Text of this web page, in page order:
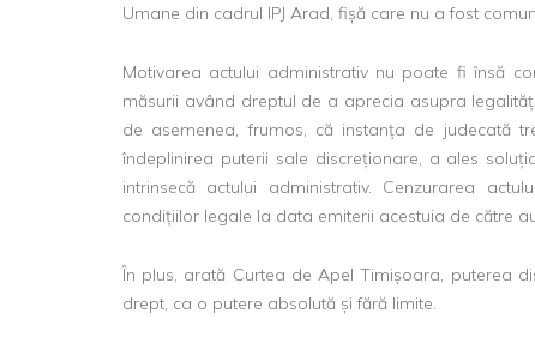
Umane din cadrul IPJ Arad, fișă care nu a fost
Motivarea actului administrativ nu poate fi însă
măsurii având dreptul de a aprecia asupra
de asemenea, frumos, că instanța de judecată
îndeplinirea puterii sale discreționare, a ales
intrinsecă actului administrativ. Cenzurarea
condițiilor legale la data emiterii acestuia de către
În plus, arată Curtea de Apel Timișoara, puterea
drept, ca o putere absolută și fără limite.